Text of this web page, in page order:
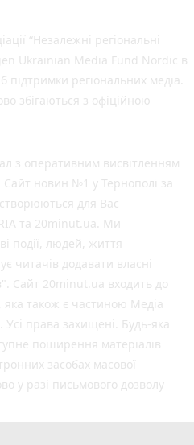
“Незалежні регіональні
Ukrainian Media Fund Nordic в
підтримки регіональних медіа.
збігаються з офіційною
з оперативним висвітленням
Сайт новин №1 у Тернополі за
для Вас
та 20minut.ua. Ми
події, людей, життя
читачів додавати власні
Сайт 20minut.ua входить до
також є частиною Медіа
права захищені. Будь-яка
поширення матеріалів
засобах масової
у разі письмового дозволу